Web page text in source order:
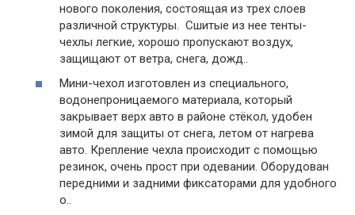
нового поколения, состоящая из трех слоев
различной структуры. Сшитые из нее тенты-
чехлы легкие, хорошо пропускают воздух,
защищают от ветра, снега, дожд..
Мини-чехол изготовлен из специального,
водонепроницаемого материала, который
закрывает верх авто в районе стёкол, удобен
зимой для защиты от снега, летом от нагрева
авто. Крепление чехла происходит с помощью
резинок, очень прост при одевании. Оборудован
передними и задними фиксаторами для удобного
о..